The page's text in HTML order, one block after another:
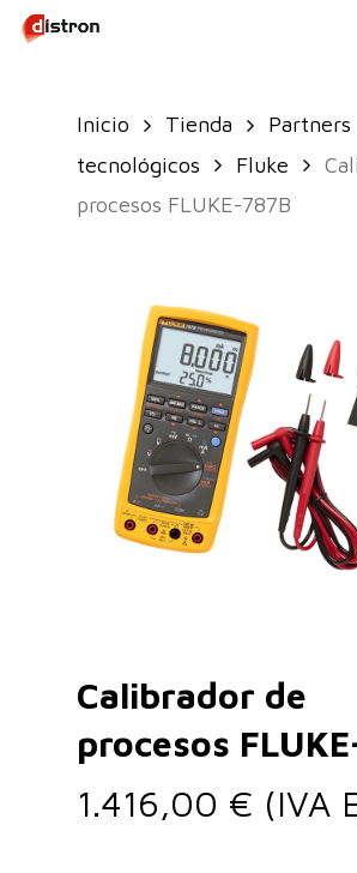
Skip
Inicio Tienda
Partners
tecnológicos
Fluke
procesos FLUKE-787B
Calibrador de
procesos
1.416,00 € (IVA